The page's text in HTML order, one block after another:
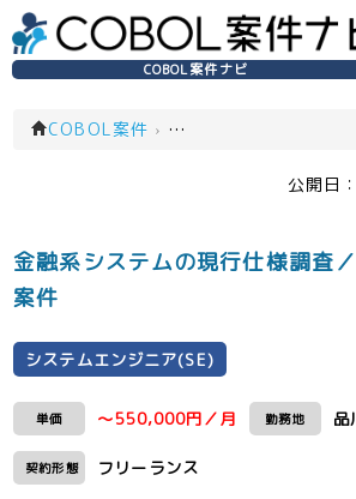
COBOL案件ナビ
COBOL案件 › システムエンジニア
公開日：
金融系システムの現行仕様調査
案件
システムエンジニア(SE)
単価 ～550,000円／月 勤務地 品
契約形態 フリーランス